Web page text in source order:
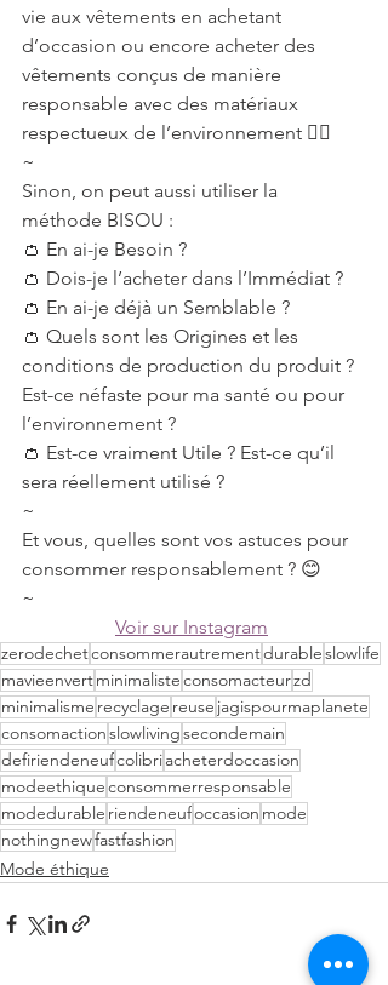
vie aux vêtements en achetant
d’occasion ou encore acheter des
vêtements conçus de manière
responsable avec des matériaux
respectueux de l’environnement 👌🏻
~
Sinon, on peut aussi utiliser la
méthode BISOU :
👛 En ai-je Besoin ?
👛 Dois-je l’acheter dans l’Immédiat ?
👛 En ai-je déjà un Semblable ?
👛 Quels sont les Origines et les
conditions de production du produit ?
Est-ce néfaste pour ma santé ou pour
l’environnement ?
👛 Est-ce vraiment Utile ? Est-ce qu’il
sera réellement utilisé ?
~
Et vous, quelles sont vos astuces pour
consommer responsablement ? 😊
~
Voir sur Instagram
zerodechetconsommerautrementdurableslowlife
mavieenvertminimalisteconsomacteurzd
minimalisme recyclage reuse jagispourmaplanete
consomactionslowlivingsecondemain
defiriendeneufcolibriacheterdoccasion
modeethiqueconsommerresponsable
modedurable riendeneufoccasion mode
nothingnewfastfashion
Mode éthique